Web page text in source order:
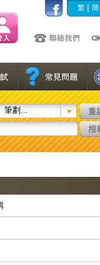
繁 | 簡
筆劃...